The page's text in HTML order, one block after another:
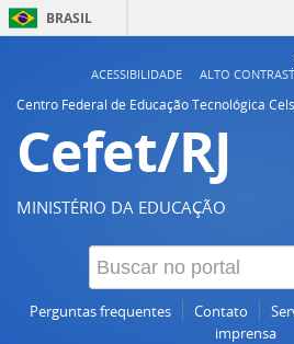
BRASIL
ACESSIBILIDADE ALTO
Centro Federal de Educação Tecnológica
Cefet/RJ
MINISTÉRIO DA EDUCAÇÃO
Perguntas frequentes Contato
imprensa